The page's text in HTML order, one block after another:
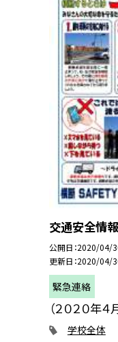
交通安全情報
公開日 2020/04/
更新日 2020/04/
緊急連絡
（２０２０年
学校全体